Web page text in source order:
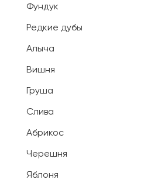
Фундук
Редкие дубы
Алыча
Вишня
Груша
Слива
Абрикос
Черешня
Яблоня